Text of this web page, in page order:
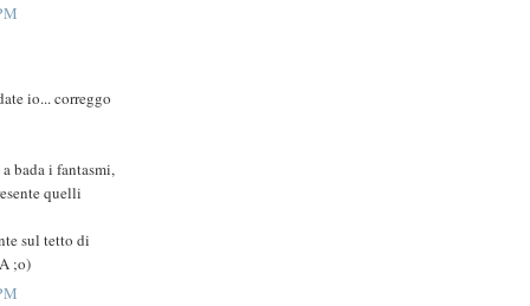
io... correggo
bada i fantasmi,
quelli
sul tetto di
;o)